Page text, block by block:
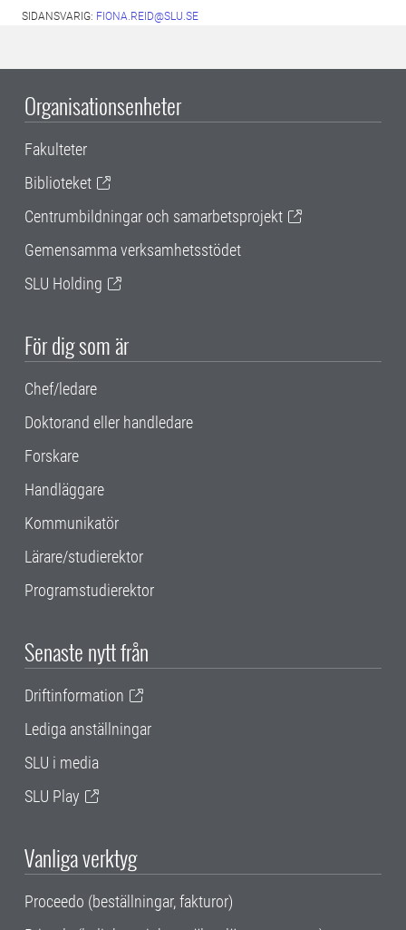
SIDANSVARIG: FIONA.REID@SLU.SE
Organisationsenheter
Fakulteter
Biblioteket
Centrumbildningar och samarbetsprojekt
Gemensamma verksamhetsstödet
SLU Holding
För dig som är
Chef/ledare
Doktorand eller handledare
Forskare
Handläggare
Kommunikatör
Lärare/studierektor
Programstudierektor
Senaste nytt från
Driftinformation
Lediga anställningar
SLU i media
SLU Play
Vanliga verktyg
Proceedo (beställningar, fakturor)